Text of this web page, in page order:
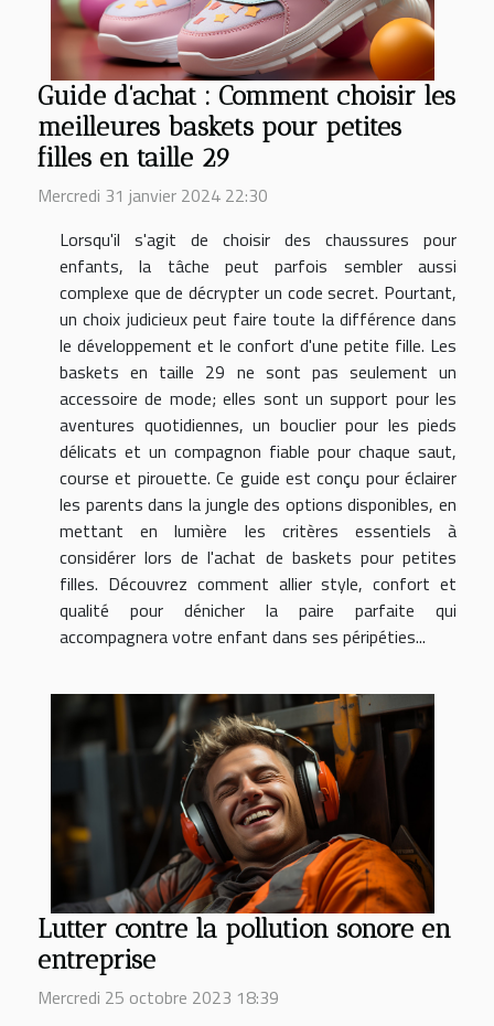
Guide d'achat : Comment choisir les
meilleures baskets pour petites
filles en taille 29
Mercredi 31 janvier 2024 22:30
Lorsqu'il s'agit de choisir des chaussures pour
enfants, la tâche peut parfois sembler aussi
complexe que de décrypter un code secret. Pourtant,
un choix judicieux peut faire toute la différence dans
le développement et le confort d'une petite fille. Les
baskets en taille 29 ne sont pas seulement un
accessoire de mode; elles sont un support pour les
aventures quotidiennes, un bouclier pour les pieds
délicats et un compagnon fiable pour chaque saut,
course et pirouette. Ce guide est conçu pour éclairer
les parents dans la jungle des options disponibles, en
mettant en lumière les critères essentiels à
considérer lors de l'achat de baskets pour petites
filles. Découvrez comment allier style, confort et
qualité pour dénicher la paire parfaite qui
accompagnera votre enfant dans ses péripéties...
Lutter contre la pollution sonore en
entreprise
Mercredi 25 octobre 2023 18:39